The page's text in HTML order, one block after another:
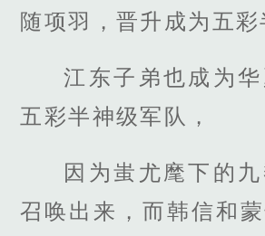
随项羽，晋升成为五彩
江东子弟也成为
五彩半神级军队，
因为蚩尤麾下的
召唤出来，而韩信和